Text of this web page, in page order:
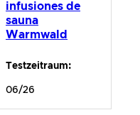
infusiones de
sauna
Warmwald
Testzeitraum:
06/26